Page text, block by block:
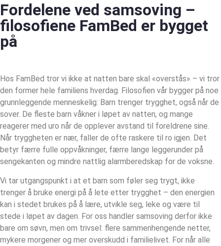
Fordelene ved samsoving –
filosofiene FamBed er bygget
på
Hos FamBed tror vi ikke at natten bare skal «overstås» – vi tror
den former hele familiens hverdag. Filosofien vår bygger på noe
grunnleggende menneskelig: Barn trenger trygghet, også når de
sover. De fleste barn våkner i løpet av natten, og mange
reagerer med uro når de opplever avstand til foreldrene sine.
Når tryggheten er nær, faller de ofte raskere til ro igjen. Det
betyr færre fulle oppvåkninger, færre lange leggerunder på
sengekanten og mindre nattlig alarmberedskap for de voksne.
Vi tar utgangspunkt i at et barn som føler seg trygt, ikke
trenger å bruke energi på å lete etter trygghet – den energien
kan i stedet brukes på å lære, utvikle seg, leke og være til
stede i løpet av dagen. For oss handler samsoving derfor ikke
bare om søvn, men om trivsel: flere sammenhengende netter,
mykere morgener og mer overskudd i familielivet. For når alle